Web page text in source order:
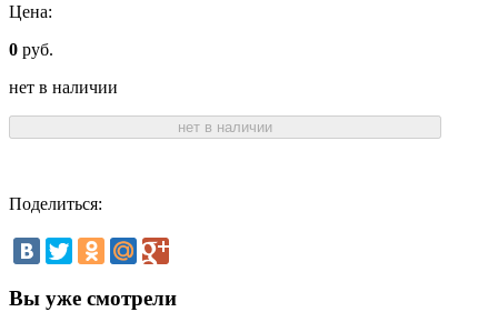
Цена:
0 руб.
нет в наличии
нет в наличии
Поделиться:
Вы уже смотрели